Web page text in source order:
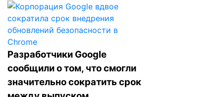
Разработчики Google
сообщили о том, что смогли
значительно сократить срок